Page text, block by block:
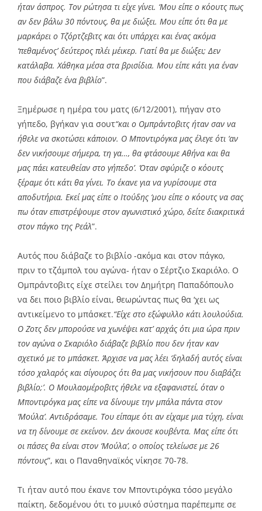
ήταν άσπρος. Τον ρώτησα τι είχε γίνει. ‘Μου είπε ο κόουτς πως
αν δεν βάλω 30 πόντους, θα με διώξει. Μου είπε ότι θα με
μαρκάρει ο Τζόρτζεβιτς και ότι υπάρχει και ένας ακόμα
‘πεθαμένος’ δεύτερος πλέι μέικερ. Γιατί θα με διώξει; Δεν
κατάλαβα. Χάθηκα μέσα στα βρισίδια. Μου είπε κάτι για έναν
που διάβαζε ένα βιβλίο”.
Ξημέρωσε η ημέρα του ματς (6/12/2001), πήγαν στο
γήπεδο, βγήκαν για σουτ“και ο Ομπράντοβιτς ήταν σαν να
ήθελε να σκοτώσει κάποιον. Ο Μποντιρόγκα μας έλεγε ότι ‘αν
δεν νικήσουμε σήμερα, τη γα…, θα φτάσουμε Αθήνα και θα
μας πάει κατευθείαν στο γήπεδο’. Όταν σφύριζε ο κόουτς
ξέραμε ότι κάτι θα γίνει. Το έκανε για να γυρίσουμε στα
αποδυτήρια. Εκεί μας είπε ο Ιτούδης ‘μου είπε ο κόουτς να σας
πω όταν επιστρέψουμε στον αγωνιστικό χώρο, δείτε διακριτικά
στον πάγκο της Ρεάλ”.
Αυτός που διάβαζε το βιβλίο -ακόμα και στον πάγκο,
πριν το τζάμπολ του αγώνα- ήταν ο Σέρτζιο Σκαριόλο. Ο
Ομπράντοβιτς είχε στείλει τον Δημήτρη Παπαδόπουλο
να δει ποιο βιβλίο είναι, θεωρώντας πως θα ‘χει ως
αντικείμενο το μπάσκετ.“Είχε στο εξώφυλλο κάτι λουλούδια.
Ο Ζοτς δεν μπορούσε να χωνέψει κατ’ αρχάς ότι μια ώρα πριν
τον αγώνα ο Σκαριόλο διάβαζε βιβλίο που δεν ήταν καν
σχετικό με το μπάσκετ. Άρχισε να μας λέει ‘δηλαδή αυτός είναι
τόσο χαλαρός και σίγουρος ότι θα μας νικήσουν που διαβάζει
βιβλίο;’. Ο Μουλαομέροβιτς ήθελε να εξαφανιστεί, όταν ο
Μποντιρόγκα μας είπε να δίνουμε την μπάλα πάντα στον
‘Μούλα’. Αντιδράσαμε. Του είπαμε ότι αν είχαμε μια τύχη, είναι
να τη δίνουμε σε εκείνον. Δεν άκουσε κουβέντα. Μας είπε ότι
οι πάσες θα είναι στον ‘Μούλα’, ο οποίος τελείωσε με 26
πόντους”, και ο Παναθηναϊκός νίκησε 70-78.
Τι ήταν αυτό που έκανε τον Μποντιρόγκα τόσο μεγάλο
παίκτη, δεδομένου ότι το μυικό σύστημα παρέπεμπε σε